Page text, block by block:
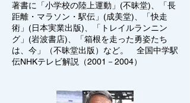
著書に「小学校の陸上運動」(不昧堂)、「長
距離・マラソン・駅伝」(成美堂)、「快走
術」(日本実業出版)、「トレイルランニン
グ」(岩波書店)、「箱根を走った勇姿たち
は、今」（不昧堂出版）など。 全国中学駅
伝NHKテレビ解説（2001－2004）